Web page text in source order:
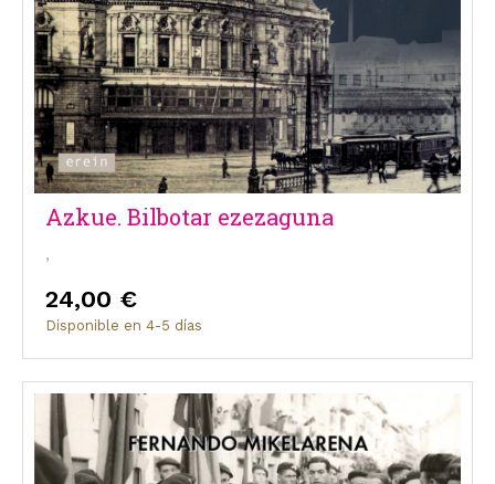
Azkue. Bilbotar ezezaguna
,
24,00 €
Disponible en 4-5 días